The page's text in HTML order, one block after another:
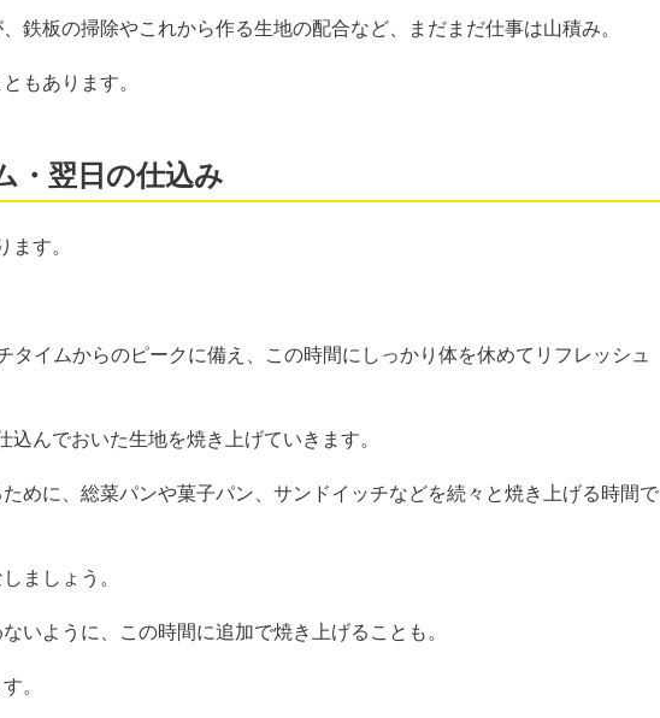
鉄板の掃除やこれから作る生地の配合など、まだまだ仕事は山積み。
もあります。
・翌日の仕込み
す。
タイムからのピークに備え、この時間にしっかり体を休めてリフレッシュ
んでおいた生地を焼き上げていきます。
めに、総菜パンや菓子パン、サンドイッチなどを続々と焼き上げる時間で
ましょう。
いように、この時間に追加で焼き上げることも。
。